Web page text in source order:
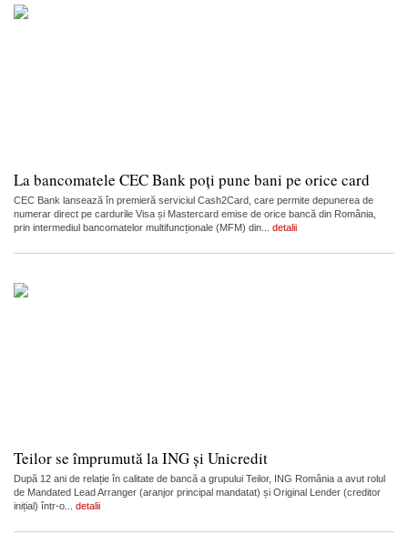
La bancomatele CEC Bank poți pune bani pe orice card
CEC Bank lansează în premieră serviciul Cash2Card, care permite depunerea de
numerar direct pe cardurile Visa și Mastercard emise de orice bancă din România,
prin intermediul bancomatelor multifuncționale (MFM) din... detalii
Teilor se împrumută la ING și Unicredit
După 12 ani de relație în calitate de bancă a grupului Teilor, ING România a avut rolul
de Mandated Lead Arranger (aranjor principal mandatat) și Original Lender (creditor
inițial) într-o... detalii